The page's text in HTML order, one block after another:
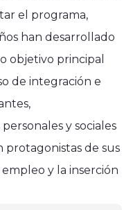
el programa,
han desarrollado
objetivo principal
de integración e
y sociales
de sus
y la inserción
a